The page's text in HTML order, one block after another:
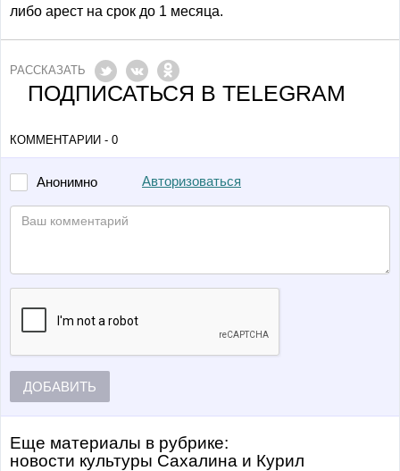
либо арест на срок до 1 месяца.
РАССКАЗАТЬ
ПОДПИСАТЬСЯ В TELEGRAM
КОММЕНТАРИИ - 0
Анонимно Авторизоваться
ДОБАВИТЬ
Еще материалы в рубрике:
Новости культуры Сахалина и Курил